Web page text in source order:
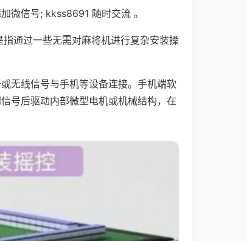
微信号; kkss8691 随时交流 。
通过一些无需对麻将机进行复杂安装操
无线信号与手机等设备连接。手机端软
号后驱动内部微型电机或机械结构，在